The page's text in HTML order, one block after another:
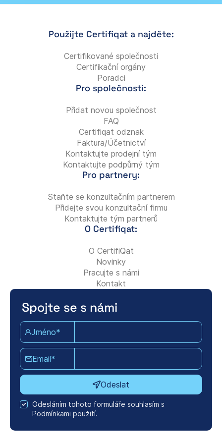
Použijte Certifiqat a najděte:
Certifikované společnosti
Certifikační orgány
Poradci
Pro společnosti:
Přidat novou společnost
FAQ
Certifiqat odznak
Faktura/Účetnictví
Kontaktujte prodejní tým
Kontaktujte podpůrný tým
Pro partnery:
Staňte se konzultačním partnerem
Přidejte svou konzultační firmu
Kontaktujte tým partnerů
O Certifiqat:
O CertifiQat
Novinky
Pracujte s námi
Kontakt
Spojte se s námi
Jméno*
Email*
Odeslat
Odesláním tohoto formuláře souhlasím s
Podmínkami použití.